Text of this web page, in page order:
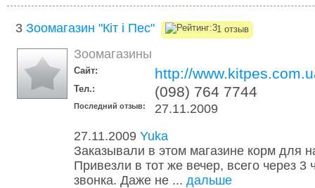
3 Зоомагазин "Кіт і Пес" 1 отзыв
Зоомагазины
Сайт: http://
Тел.: (098) 764 7744
Последний отзыв:
27.11.2009
27.11.2009 Yuka
Заказывали в этом магазине корм для
Привезли в тот же вечер, всего через 3
звонка. Даже не ... дальше